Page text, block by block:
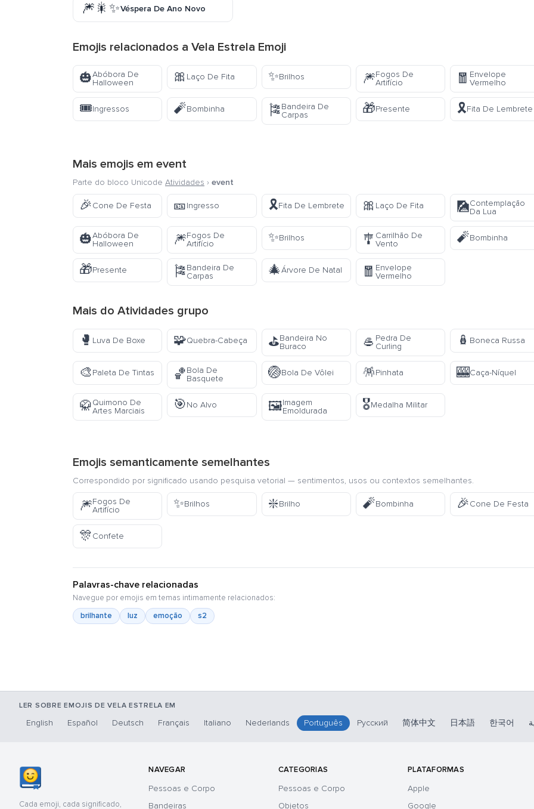
🎆🎇✨Véspera De Ano Novo
Emojis relacionados a Vela Estrela Emoji
🎃Abóbora De
Halloween
🎀 Laço De Fita ✨Brilhos 🎆Fogos De
Artifício
🧧Envelope
Vermelho
🎟️Ingressos 🧨Bombinha 🎏Bandeira De
Carpas
🎁Presente 🎗️Fita De Lembrete
Mais emojis em event
Parte do bloco Unicode Atividades › event
🎉Cone De Festa 🎫Ingresso 🎗️Fita De Lembrete 🎀 Laço De Fita 🎑Contemplação
Da Lua
🎃Abóbora De
Halloween
🎆Fogos De
Artifício
✨Brilhos 🎐 Carrilhão De
Vento
🧨Bombinha
🎁Presente 🎏Bandeira De
Carpas
🎄Árvore De Natal 🧧 Envelope
Vermelho
Mais do Atividades grupo
🥊 Luva De Boxe 🧩Quebra-Cabeça ⛳Bandeira No
Buraco
🥌 Pedra De
Curling
🪆 Boneca Russa
🎨Paleta De Tintas 🏀Bola De
Basquete
🏐Bola De Vôlei 🪅Pinhata 🎰Caça-Níquel
🥋Quimono De
Artes Marciais
🎯No Alvo 🖼️Imagem
Emoldurada
🎖️Medalha Militar
Emojis semanticamente semelhantes
Correspondido por significado usando pesquisa vetorial — sentimentos, usos ou contextos semelhantes.
🎆Fogos De
Artifício
✨Brilhos ❇️Brilho 🧨Bombinha 🎉Cone De Festa
🎊Confete
Palavras-chave relacionadas
Navegue por emojis em temas intimamente relacionados:
brilhante
luz emoção s2
LER SOBRE EMOJIS DE VELA ESTRELA EM
English Español Deutsch Français Italiano Nederlands Português Русский 简体中文 日本語 한국어
Cada emoji, cada significado,
NAVEGAR
Pessoas e Corpo
Bandeiras
CATEGORIAS
Pessoas e Corpo
Objetos
PLATAFORMAS
Apple
Google